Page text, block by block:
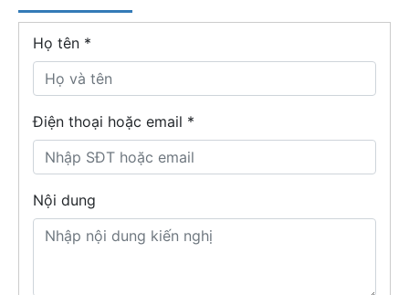
Họ tên *
Điện thoại hoặc email *
Nội dung